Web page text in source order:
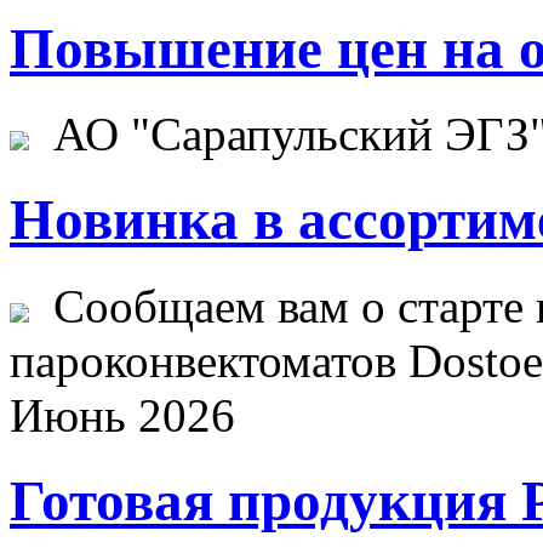
Повышение цен на
АО "Сарапульский
Новинка в
Сообщаем вам о старте
пароконвектоматов
Июнь 2026
Готовая продукция